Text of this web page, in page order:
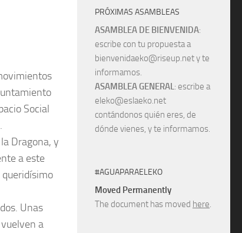
Social
Dragona, y
a este
Unas
a
PRÓXIMAS ASAMBLEAS
ASAMBLEA DE BIENVENIDA:
escribe con tu propuesta a
bienvenidaeko@riseup.net y te
informamos.
ASAMBLEA GENERAL: escribe a
eleko@eslaeko.net
contándonos quién eres, de
dónde vienes, y te informamos.
#AGUAPARAELEKO
Moved Permanently
The document has moved here.